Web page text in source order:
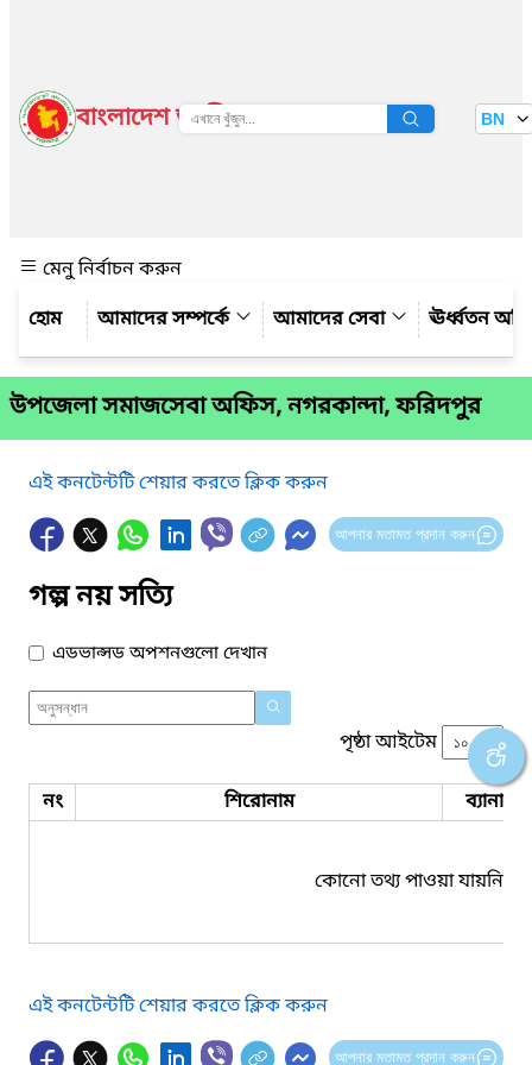
বাংলাদেশ জাতীয় তথ্য বাতায়ন BN
মেনু নির্বাচন করুন
আমাদের সম্পর্কে
আমাদের সেবা ঊর্ধ্বতন
উপজেলা সমাজসেবা অফিস, নগরকান্দা, ফরিদপুর
এই কনটেন্টটি শেয়ার করতে ক্লিক করুন
আপনার মতামত প্রদান করুন
গল্প নয় সত্যি
এডভান্সড অপশনগুলো দেখান
পৃষ্ঠা আইটেম
নং শিরোনাম ব্যানার
কোনো তথ্য পাওয়া যায়নি।
এই কনটেন্টটি শেয়ার করতে ক্লিক করুন
আপনার মতামত প্রদান করুন